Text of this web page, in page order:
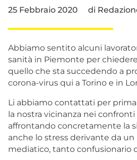
25 Febbraio 2020 di
Abbiamo sentito alcuni
sanità in Piemonte per
quello che sta succedendo a
corona-virus qui a Torino e in
Li abbiamo contattati per
la nostra vicinanza nei confronti
affrontando concretamente la
anche lo stress derivante da
mediatico, tanto confusionario